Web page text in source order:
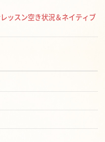
ッスン空き状況＆ネイティブ